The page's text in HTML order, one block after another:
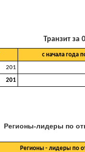
Транзит за
с начала года
201
201
Регионы-лидеры по
Регионы - лидеры по